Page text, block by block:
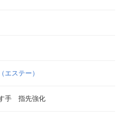
エステー）
手 指先強化